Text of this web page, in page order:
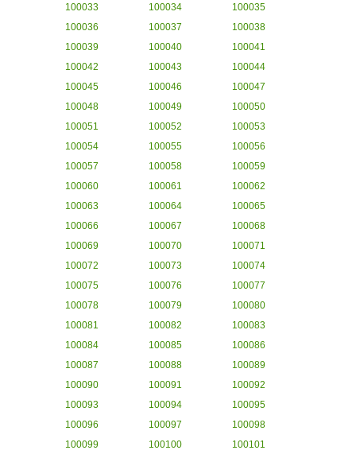
100033
100034
100035
100036
100037
100038
100039
100040
100041
100042
100043
100044
100045
100046
100047
100048
100049
100050
100051
100052
100053
100054
100055
100056
100057
100058
100059
100060
100061
100062
100063
100064
100065
100066
100067
100068
100069
100070
100071
100072
100073
100074
100075
100076
100077
100078
100079
100080
100081
100082
100083
100084
100085
100086
100087
100088
100089
100090
100091
100092
100093
100094
100095
100096
100097
100098
100099
100100
100101